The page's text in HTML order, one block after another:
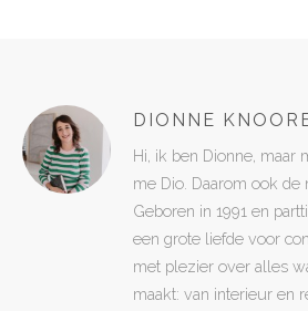
DIONNE
Hi, ik ben Dionne, maar
me Dio. Daarom ook de
Geboren in 1991 en
een grote liefde voor
met plezier over alles
maakt: van interieur en